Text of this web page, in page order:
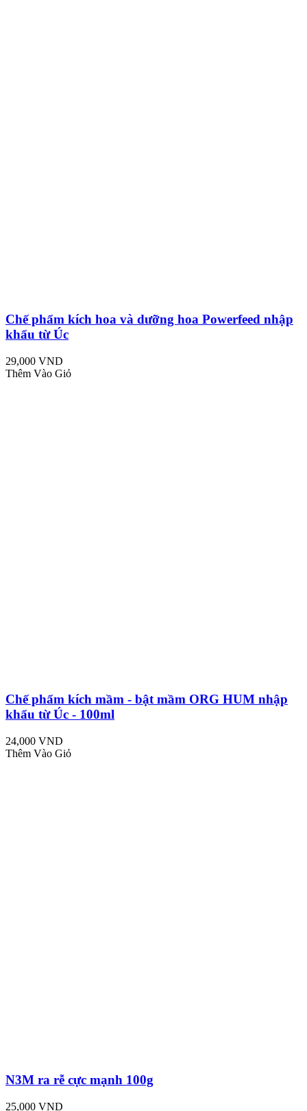
Chế phẩm kích hoa và dưỡng hoa Powerfeed nhập
khẩu từ Úc
29,000 VND
Thêm Vào Giỏ
Chế phẩm kích mầm - bật mầm ORG HUM nhập
khẩu từ Úc - 100ml
24,000 VND
Thêm Vào Giỏ
N3M ra rễ cực mạnh 100g
25,000 VND